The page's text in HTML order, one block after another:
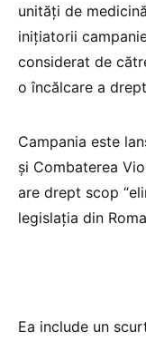
unități de
inițiatorii
considerat de
o încălcare a
Campania este
și Combaterea
are drept scop
legislația din
Ea include un